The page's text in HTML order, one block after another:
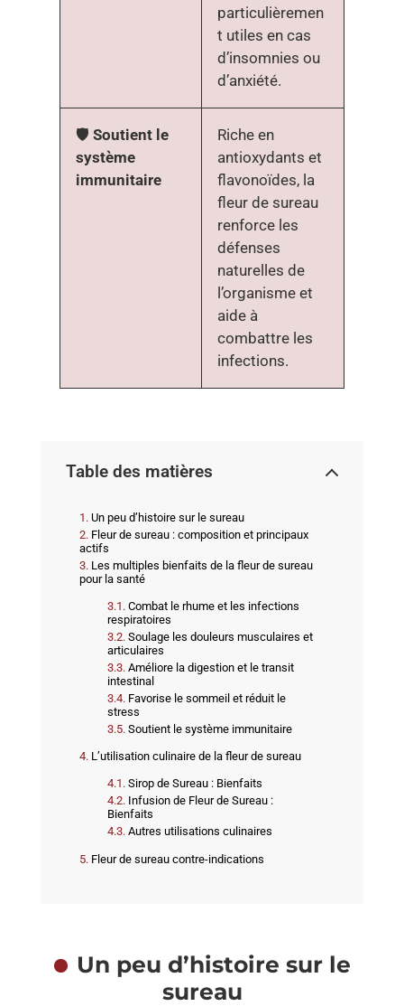
particulièremen
t utiles en cas
d’insomnies ou
d’anxiété.
🛡️Soutient le
système
immunitaire
Riche en
antioxydants et
flavonoïdes, la
fleur de sureau
renforce les
défenses
naturelles de
l’organisme et
aide à
combattre les
infections.
Table des matières
Un peu d’histoire sur le sureau
Fleur de sureau : composition et principaux
actifs
Les multiples bienfaits de la fleur de sureau
pour la santé
Combat le rhume et les infections
respiratoires
Soulage les douleurs musculaires et
articulaires
Améliore la digestion et le transit
intestinal
Favorise le sommeil et réduit le
stress
Soutient le système immunitaire
L’utilisation culinaire de la fleur de sureau
Sirop de Sureau : Bienfaits
Infusion de Fleur de Sureau :
Bienfaits
Autres utilisations culinaires
Fleur de sureau contre-indications
Un peu d’histoire sur le
sureau